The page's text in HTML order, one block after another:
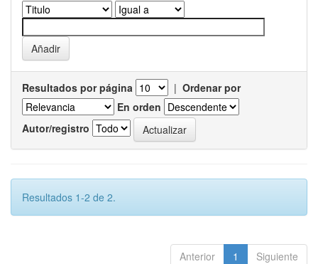
Resultados por página | Ordenar por
En orden
Autor/registro
Resultados 1-2 de 2.
Anterior 1 Siguiente